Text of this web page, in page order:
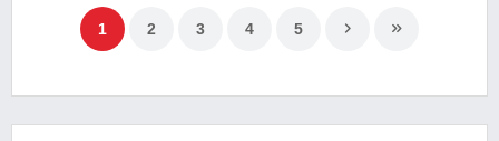
1 2 3 4 5